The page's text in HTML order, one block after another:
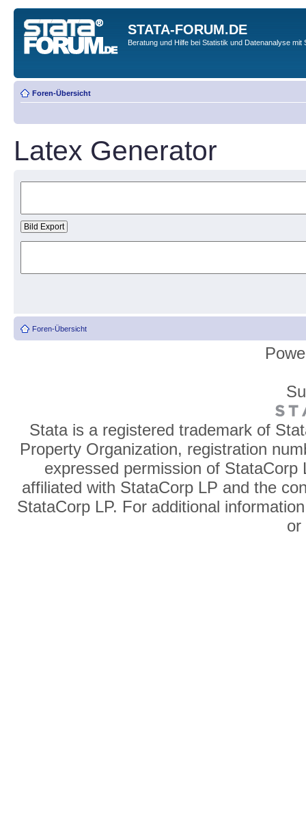
STATA-FORUM.DE
Beratung und Hilfe bei Statistik und Datenanalyse mit
Foren-Übersicht
Latex Generator
Foren-Übersicht
Stata is a registered trademark of
Property Organization, registration
expressed permission of
affiliated with StataCorp LP and the
StataCorp LP. For additional
or